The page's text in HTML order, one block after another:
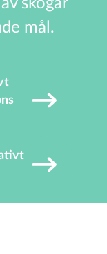
skogar
mål.